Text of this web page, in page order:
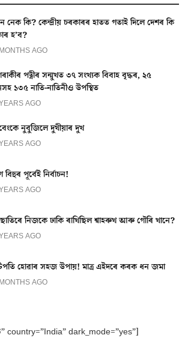
নেক কি? কেন্দ্রীয় চৰকাৰৰ হাতত গতাই দিলে দেশৰ কি
হ’ব?
AGO
পত্নীৰ সন্মুখত ৩৭ সংখ্যক বিবাহ বৃদ্ধৰ, ২৫
১৩৫ নাতি-নাতিনীও উপস্থিত
AGO
বেংকে নুবুজিলে দুখীয়াৰ দুখ
AGO
বিহুৰ পূৰ্বেই নিৰ্বাচন!
AGO
নিজকে ঢাকি ৰাখিছিল শ্বাহৰুখ আৰু গৌৰি খানে?
AGO
হোৱাৰ সহজ উপায়! মাত্ৰ এইদৰে কৰক ধন জমা
AGO
country=”India” dark_mode=”yes”]